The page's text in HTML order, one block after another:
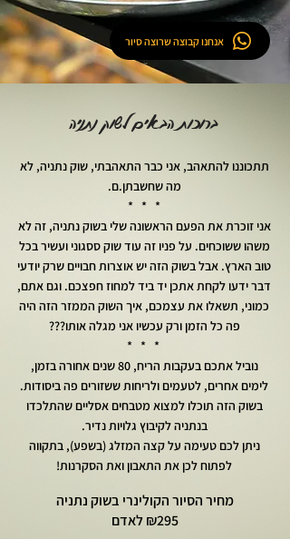
אנחנו קבוצה שרוצה סיור
ברוכות הבאים לשוק נתניה
תתכוננו להתאהב, אני כבר התאהבתי, שוק נתניה, לא
מה שחשבתן.ם.
* * *
אני זוכרת את הפעם הראשונה שלי בשוק נתניה, זה לא
משהו ששוכחים. על פניו זה עוד שוק ססגוני ועשיר בכל
טוב הארץ. אבל בשוק הזה יש אוצרות חבויים שרק יודעי
דבר ידעו לקחת אתכן יד ביד למחוז חפצכם. וגם אתם,
כמוני, תשאלו את עצמכם, איך השוק הממזר הזה היה
פה כל הזמן ורק עכשיו אני מגלה אותו???
* * *
נוביל אתכם בעקבות הריח, 80 שנים אחורה בזמן,
לימים אחרים, לטעמים ולריחות ששזורים פה ביסודות.
בשוק הזה תוכלו למצוא מטבחים אסליים שהתלכדו
בנתניה לקיבוץ גלויות נדיר.
ניתן לכם טעימה על קצה המזלג (בשפע), בתקווה
לפתוח לכן את התאבון ואת הסקרנות!
מחיר הסיור הקולינרי בשוק נתניה
₪295 לאדם